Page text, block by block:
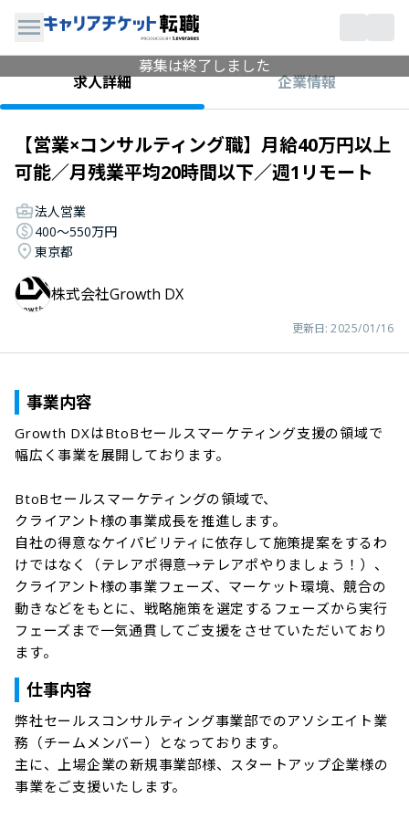
募集は終了しました
求人詳細
企業情報
【営業×コンサルティング職】月給40万円以上
可能／月残業平均20時間以下／週1リモート
法人営業
400〜550万円
東京都
株式会社Growth DX
更新日: 2025/01/16
事業内容
Growth DXはBtoBセールスマーケティング支援の領域で
幅広く事業を展開しております。
BtoBセールスマーケティングの領域で、
クライアント様の事業成長を推進します。
自社の得意なケイパビリティに依存して施策提案をするわ
けではなく（テレアポ得意→テレアポやりましょう！）、
クライアント様の事業フェーズ、マーケット環境、競合の
動きなどをもとに、戦略施策を選定するフェーズから実行
フェーズまで一気通貫してご支援をさせていただいており
仕事内容
弊社セールスコンサルティング事業部でのアソシエイト業
務（チームメンバー）となっております。
主に、上場企業の新規事業部様、スタートアップ企業様の
事業をご支援いたします。